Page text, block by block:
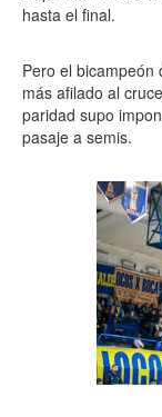
hasta el final.
Pero el bicampeón
más afilado al
paridad supo
pasaje a semis.